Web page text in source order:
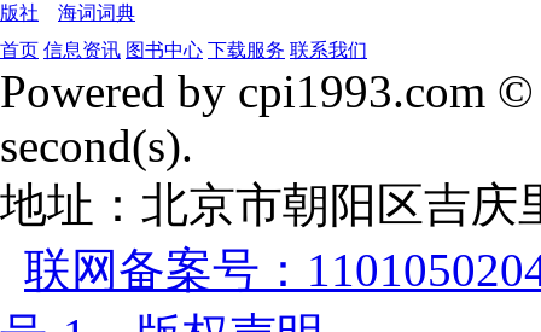
版社
海词词典
首页 信息资讯 图书中心 下载服务 联系我们
Powered by cpi1993.com
second(s).
地址：北京市朝阳区吉庆
联网备案号：